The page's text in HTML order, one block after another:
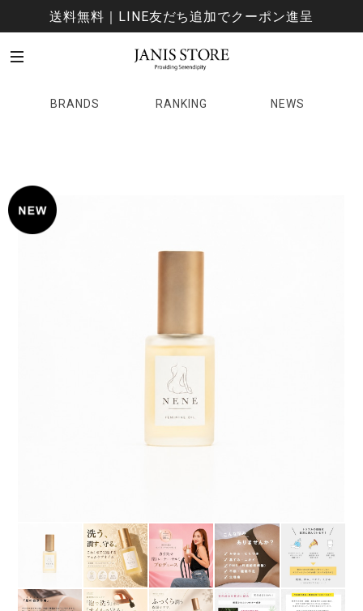
送料無料｜LINE友だち追加でクーポン進呈
BRANDS RANKING NEWS